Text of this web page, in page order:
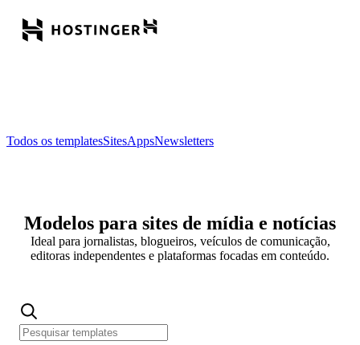
Todos os templatesSitesAppsNewsletters
Modelos para sites de mídia e notícias
Ideal para jornalistas, blogueiros, veículos de comunicação,
editoras independentes e plataformas focadas em conteúdo.